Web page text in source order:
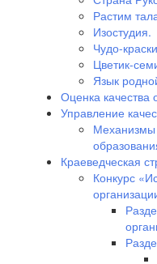
Растим
Изостудия.
Чудо-
Цветик-
Язык
Оценка качества
Управление
Механизмы
Краеведческая
Конкурс